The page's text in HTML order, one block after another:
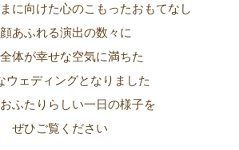
に向けた心のこもったおもてなし
あふれる演出の数々に
体が幸せな空気に満ちた
ウェディングとなりました
ふたりらしい一日の様子を
ぜひご覧ください